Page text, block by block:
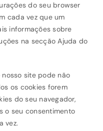
do seu browser
cada vez que um
informações sobre
na secção Ajuda do
site pode não
os cookies forem
do seu navegador,
o seu consentimento
vez.